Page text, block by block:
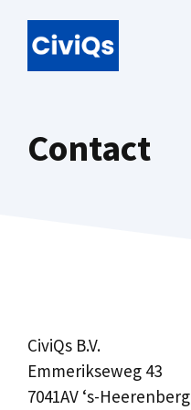
Contact
CiviQs B.V.
Emmerikseweg 43
7041AV ‘s-Heerenberg